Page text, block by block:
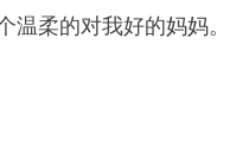
温柔的对我好的妈妈。